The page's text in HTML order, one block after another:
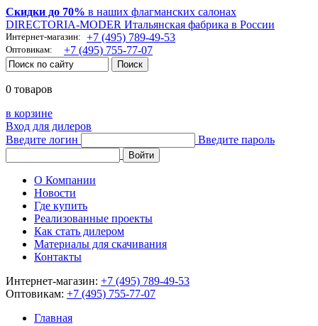
Скидки до 70% в наших флагманских салонах
DIRECTORIA-MODER Итальянская фабрика в России
Интернет-магазин: +7 (495) 789-49-53
Оптовикам: +7 (495) 755-77-07
0 товаров
в корзине
Вход для дилеров
Введите логин
Введите пароль
О Компании
Новости
Где купить
Реализованные проекты
Как стать дилером
Материалы для скачивания
Контакты
Интернет-магазин: +7 (495) 789-49-53
Оптовикам: +7 (495) 755-77-07
Главная